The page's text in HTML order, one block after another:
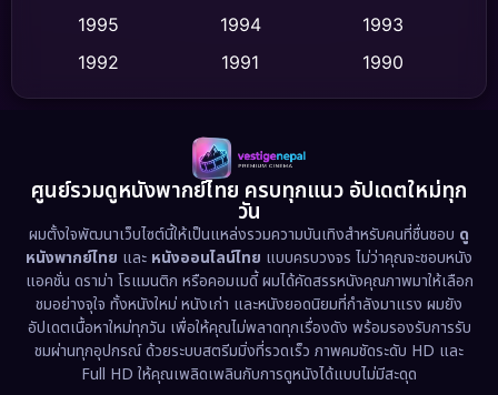
Dance เต้น (10)
Detective สืบสวน (75)
Disaster (13)
Disney+ (5)
Documentary สารคดี (93)
Drama ดราม่า (1,486)
Dystopian (17)
1995
1994
1993
1992
1991
1990
1989
1988
1986
1983
1978
1974
1962
ศูนย์รวมดูหนังพากย์ไทย ครบทุกแนว อัปเดตใหม่ทุก
วัน
ผมตั้งใจพัฒนาเว็บไซต์นี้ให้เป็นแหล่งรวมความบันเทิงสำหรับคนที่ชื่นชอบ ดู
หนังพากย์ไทย และ หนังออนไลน์ไทย แบบครบวงจร ไม่ว่าคุณจะชอบหนัง
แอคชั่น ดราม่า โรแมนติก หรือคอมเมดี้ ผมได้คัดสรรหนังคุณภาพมาให้เลือก
ชมอย่างจุใจ ทั้งหนังใหม่ หนังเก่า และหนังยอดนิยมที่กำลังมาแรง ผมยัง
อัปเดตเนื้อหาใหม่ทุกวัน เพื่อให้คุณไม่พลาดทุกเรื่องดัง พร้อมรองรับการรับ
ชมผ่านทุกอุปกรณ์ ด้วยระบบสตรีมมิ่งที่รวดเร็ว ภาพคมชัดระดับ HD และ
Full HD ให้คุณเพลิดเพลินกับการดูหนังได้แบบไม่มีสะดุด